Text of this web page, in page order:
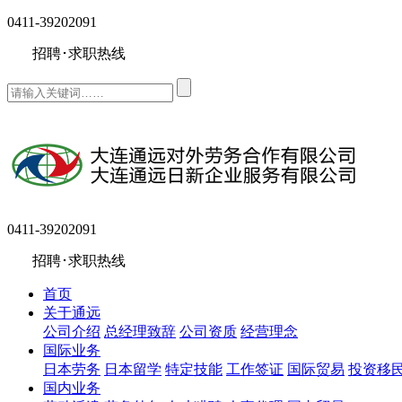
0411-39202091
招聘･求职热线
0411-39202091
招聘･求职热线
首页
关于通远
公司介绍 总经理致辞 公司资质 经营理念
国际业务
日本劳务 日本留学 特定技能 工作签证 国际贸易 投资移
国内业务